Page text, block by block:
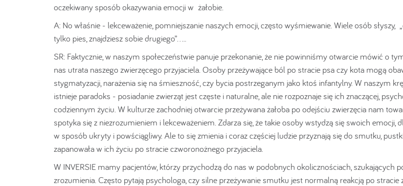
oczekiwany sposób okazywania emocji w żałobie.
A: No właśnie - lekceważenie, pomniejszanie naszych emocji, często wyśmiewanie. Wiele osób słyszy,
tylko pies, znajdziesz sobie drugiego”…..
SR: Faktycznie, w naszym społeczeństwie panuje przekonanie, że nie powinniśmy otwarcie mówić o
nas utrata naszego zwierzęcego przyjaciela. Osoby przeżywające ból po stracie psa czy kota mogą
stygmatyzacji, narażenia się na śmieszność, czy bycia postrzeganym jako ktoś infantylny. W naszym
istnieje paradoks - posiadanie zwierząt jest częste i naturalne, ale nie rozpoznaje się ich znaczącej,
codziennym życiu. W kulturze zachodniej otwarcie przeżywana żałoba po odejściu zwierzęcia nam
spotyka się z niezrozumieniem i lekceważeniem. Zdarza się, że takie osoby wstydzą się swoich emocji,
w sposób ukryty i powściągliwy. Ale to się zmienia i coraz częściej ludzie przyznają się do smutku,
zapanowała w ich życiu po stracie czworonożnego przyjaciela.
W INVERSIE mamy pacjentów, którzy przychodzą do nas w podobnych okolicznościach, szukających
zrozumienia. Często pytają psychologa, czy silne przeżywanie smutku jest normalną reakcją po stracie